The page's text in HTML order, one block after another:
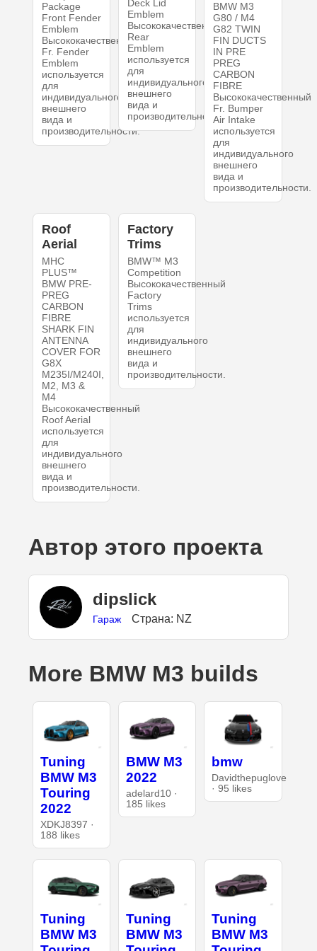
Package
Front Fender
Emblem
Высококачественный
Fr. Fender
Emblem
используется
для
индивидуального
внешнего
вида и
производительности.
Deck Lid
Emblem
Высококачественный
Rear
Emblem
используется
для
индивидуального
внешнего
вида и
производительности.
BMW M3
G80 / M4
G82 TWIN
FIN DUCTS
IN PRE
PREG
CARBON
FIBRE
Высококачественный
Fr. Bumper
Air Intake
используется
для
индивидуального
внешнего
вида и
производительности.
Roof
Aerial
MHC
PLUS™
BMW PRE-
PREG
CARBON
FIBRE
SHARK FIN
ANTENNA
COVER FOR
G8X
M235I/M240I,
M2, M3 &
M4
Высококачественный
Roof Aerial
используется
для
индивидуального
внешнего
вида и
производительности.
Factory
Trims
BMW™ M3
Competition
Высококачественный
Factory
Trims
используется
для
индивидуального
внешнего
вида и
производительности.
Автор этого проекта
dipslick
Гараж Страна: NZ
More BMW M3 builds
Tuning
BMW M3
Touring
2022
XDKJ8397 ·
188 likes
BMW M3
2022
adelard10 ·
185 likes
bmw
Davidthepuglove
· 95 likes
Tuning
BMW M3
Tuning
BMW M3
Tuning
BMW M3